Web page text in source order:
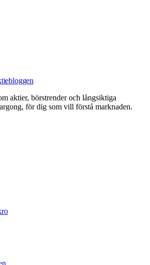
aktier, börstrender och långsiktiga
för dig som vill förstå marknaden.